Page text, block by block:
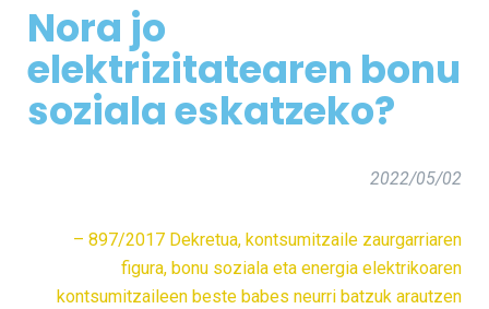
Nora jo
elektrizitatearen bonu
soziala eskatzeko?
2022/05/02
– 897/2017 Dekretua, kontsumitzaile zaurgarriaren
figura, bonu soziala eta energia elektrikoaren
kontsumitzaileen beste babes neurri batzuk arautzen